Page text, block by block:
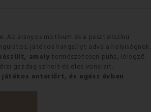
aranyos motívum és a pasztellszínü
játékos hangsúlyt adva a helyiségnek.
amely természetesen puha, lélegző
gazdag színeit és éles vonalait.
enteriőrt, és egész évben